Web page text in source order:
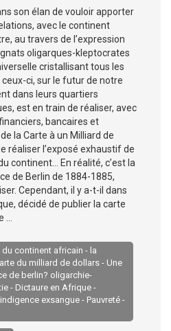
son élan de vouloir apporter
avec le continent
au travers de l’expression
oligarques-kleptocrates
cristallisant tous les
ci, sur le futur de notre
dans leurs quartiers
est en train de réaliser, avec
bancaires et
la Carte à un Milliard de
réaliser l’exposé exhaustif de
continent… En réalité, c’est la
de Berlin de 1884-1885,
Cependant, il y a-t-il dans
décidé de publier la carte
continent africain - la
du milliard de dollars - Une
de berlin? oligarchie-
- Dictaure en Afrique -
exsangue - Pauvreté -